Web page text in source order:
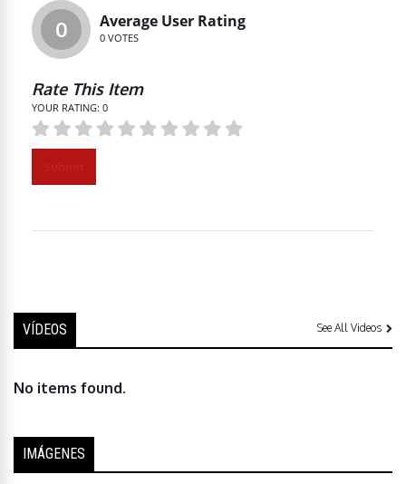
0 Average User Rating
0 VOTES
Rate This Item
YOUR RATING: 0
VÍDEOS See All Videos
No items found.
IMÁGENES